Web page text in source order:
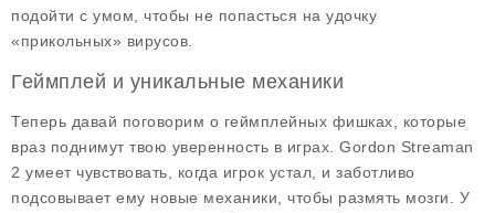
подойти с умом, чтобы не попасться на удочку
«прикольных» вирусов.
Геймплей и уникальные механики
Теперь давай поговорим о геймплейных фишках, которые
враз поднимут твою уверенность в играх. Gordon Streaman
2 умеет чувствовать, когда игрок устал, и заботливо
подсовывает ему новые механики, чтобы размять мозги. У